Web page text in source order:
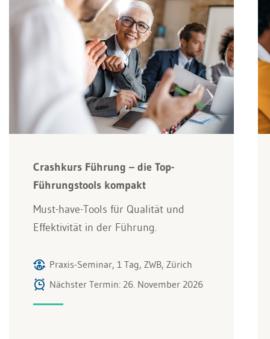
Crashkurs Führung – die Top-
Führungstools kompakt
Must-have-Tools für Qualität und
Effektivität in der Führung.
Praxis-Seminar, 1 Tag, ZWB, Zürich
Nächster Termin: 26. November 2026